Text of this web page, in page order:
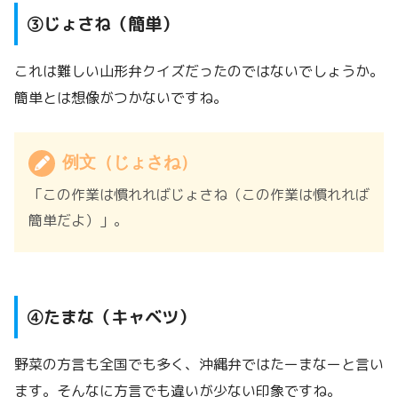
③じょさね（簡単）
これは難しい山形弁クイズだったのではないでしょうか。
簡単とは想像がつかないですね。
例文（じょさね）
「この作業は慣れればじょさね（この作業は慣れれば
簡単だよ）」。
④たまな（キャベツ）
野菜の方言も全国でも多く、沖縄弁ではたーまなーと言い
ます。そんなに方言でも違いが少ない印象ですね。